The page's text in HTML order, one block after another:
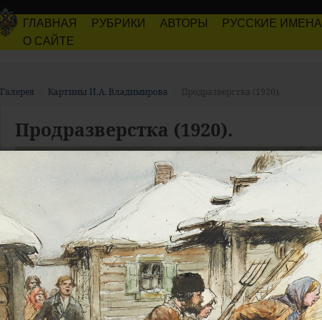
ГЛАВНАЯ РУБРИКИ АВТОРЫ РУССКИЕ ИМЕНА
О САЙТЕ
Галерея Картины И.А. Владимирова Продразверстка (1920).
Продразверстка (1920).